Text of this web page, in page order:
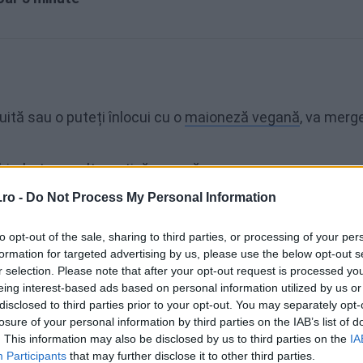
- Do Not Process My Personal Information
opt-out of the sale, sharing to third parties, or processing of your
for targeted advertising by us, please use the below opt-out
selection. Please note that after your opt-out request is processed
interest-based ads based on personal information utilized by us
to third parties prior to your opt-out. You may separately
of your personal information by third parties on the IAB’s list of
This information may also be disclosed by us to third parties on the
Participants that may further disclose it to other third parties.
sau o puteți înlocui cu o maioneză vegană, va
cu o alternativă vegană
a face sosul cu care vă veți impresiona invitații!
ul și pudra de usturoi până se combină bine.